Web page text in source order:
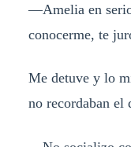
—Amelia en
conocerme, te
Me detuve y lo
no recordaban el